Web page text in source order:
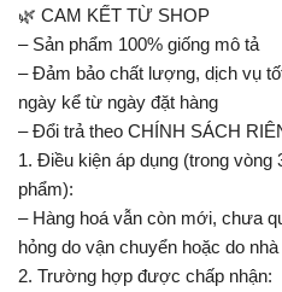
🌿 CAM KẾT TỪ SHOP
– Sản phẩm 100% giống mô tả
– Đảm bảo chất lượng, dịch vụ
ngày kể từ ngày đặt hàng
– Đổi trả theo CHÍNH SÁCH
1. Điều kiện áp dụng (trong vòng
phẩm):
– Hàng hoá vẫn còn mới, chưa
hỏng do vận chuyển hoặc do
2. Trường hợp được chấp nhận: